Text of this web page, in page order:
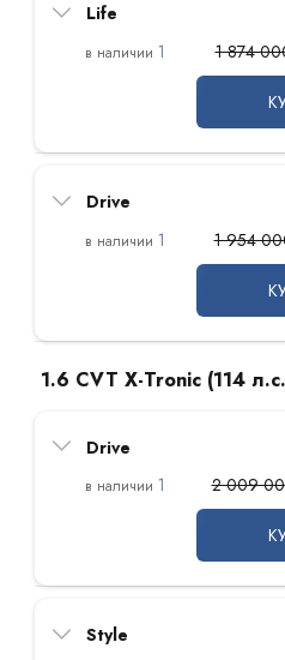
Life
1
1 874
Drive
1
1 954
1.6 CVT X-Tronic (114
Drive
1
2 009
Style